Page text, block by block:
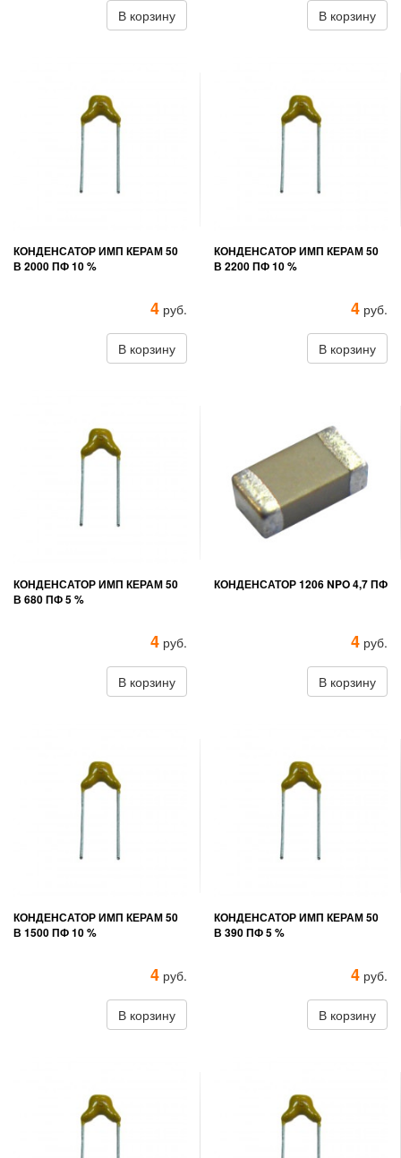
В корзину В корзину
КОНДЕНСАТОР ИМП КЕРАМ 50
В 2000 ПФ 10 %
4 руб.
В корзину
КОНДЕНСАТОР ИМП КЕРАМ 50
В 2200 ПФ 10 %
4 руб.
В корзину
КОНДЕНСАТОР ИМП КЕРАМ 50
В 680 ПФ 5 %
4 руб.
В корзину
КОНДЕНСАТОР 1206 NPO 4,7 ПФ
4 руб.
В корзину
КОНДЕНСАТОР ИМП КЕРАМ 50
В 1500 ПФ 10 %
4 руб.
В корзину
КОНДЕНСАТОР ИМП КЕРАМ 50
В 390 ПФ 5 %
4 руб.
В корзину